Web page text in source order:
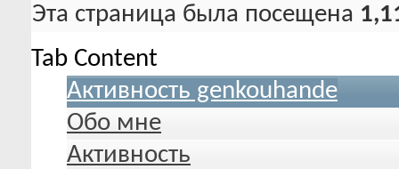
Эта страница была посещена
Tab Content
Активность genkouhande
Обо мне
Активность